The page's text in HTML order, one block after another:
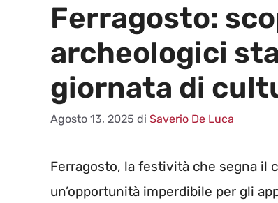
Ferragosto:
archeologici
giornata di
Agosto 13, 2025 di Saverio De Luca
Ferragosto, la festività che segna il
un’opportunità imperdibile per gli